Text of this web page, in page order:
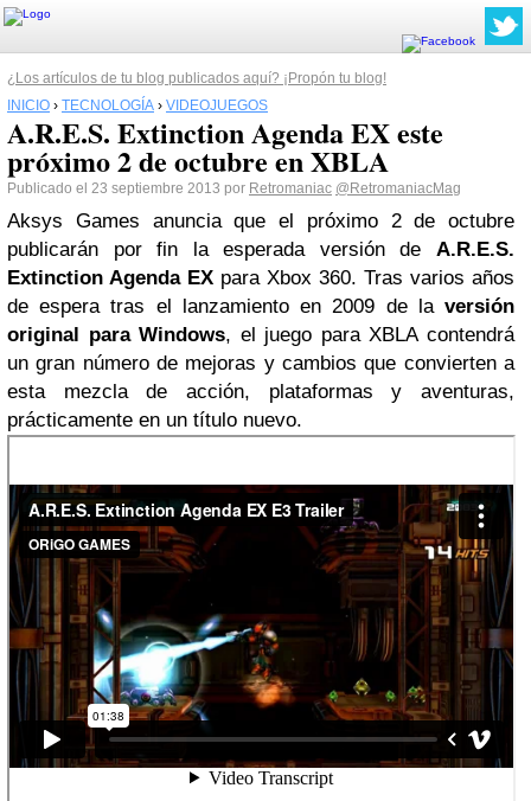
¿Los artículos de tu blog publicados aquí? ¡Propón tu blog!
INICIO › TECNOLOGÍA › VIDEOJUEGOS
A.R.E.S. Extinction Agenda EX este
próximo 2 de octubre en XBLA
Publicado el 23 septiembre 2013 por Retromaniac @RetromaniacMag
Aksys Games anuncia que el próximo 2 de octubre
publicarán por fin la esperada versión de A.R.E.S.
Extinction Agenda EX para Xbox 360. Tras varios años
de espera tras el lanzamiento en 2009 de la versión
original para Windows, el juego para XBLA contendrá
un gran número de mejoras y cambios que convierten a
esta mezcla de acción, plataformas y aventuras,
prácticamente en un título nuevo.